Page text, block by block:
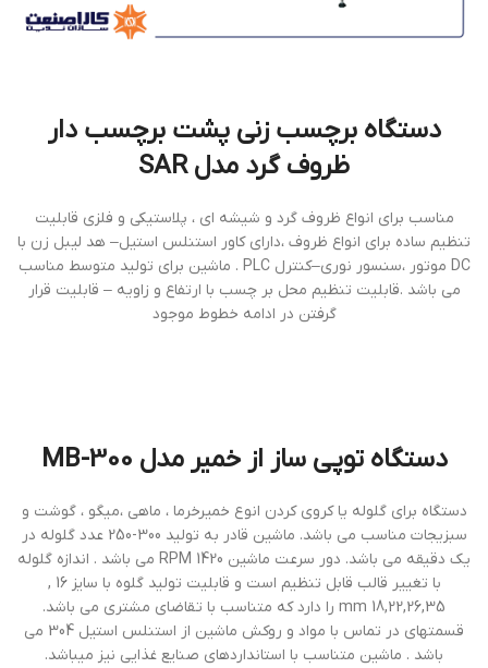
دستگاه برچسب زنی پشت برچسب دار
ظروف گرد مدل SAR
مناسب برای انواع ظروف گرد و شيشه ای ، پلاستيکی و فلزی قابليت
تنظيم ساده برای انواع ظروف ،دارای کاور استنلس استيل– هد ليبل زن با
DC موتور ،سنسور نوری–کنترل PLC . ماشين برای توليد متوسط مناسب
می باشد .قابليت تنظيم محل بر چسب با ارتفاع و زاويه – قابليت قرار
گرفتن در ادامه خطوط موجود
دستگاه توپی ساز از خمیر مدل MB-300
دستگاه برای گلوله یا کروی کردن انوع خمیرخرما ، ماهی ،میگو ، گوشت و
سبزیجات مناسب می باشد. ماشین قادر به تولید 300-250 عدد گلوله در
یک دقیقه می باشد. دور سرعت ماشین 1420 RPM می باشد . اندازه گلوله
با تغییر قالب قابل تنظیم است و قابلیت تولید گلوه با سایز 16 ,
18,22,26,35 mm را دارد که متناسب با تقاضای مشتری می باشد.
قسمتهای در تماس با مواد و روکش ماشین از استنلس استیل 304 می
باشد . ماشین متناسب با استانداردهای صنایع غذایی نیز میباشد.